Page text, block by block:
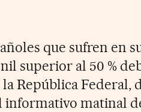
que sufren en
superior al 50 %
República Federal,
informativo matinal